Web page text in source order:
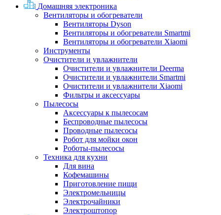
Домашняя электроника
Вентиляторы и обогреватели
Вентиляторы Dyson
Вентиляторы и обогреватели Smartmi
Вентиляторы и обогреватели Xiaomi
Инструменты
Очистители и увлажнители
Очистители и увлажнители Deerma
Очистители и увлажнители Smartmi
Очистители и увлажнители Xiaomi
Фильтры и аксессуары
Пылесосы
Аксессуары к пылесосам
Беспроводные пылесосы
Проводные пылесосы
Робот для мойки окон
Роботы-пылесосы
Техника для кухни
Для вина
Кофемашины
Приготовление пищи
Электромельницы
Электрочайники
Электроштопор